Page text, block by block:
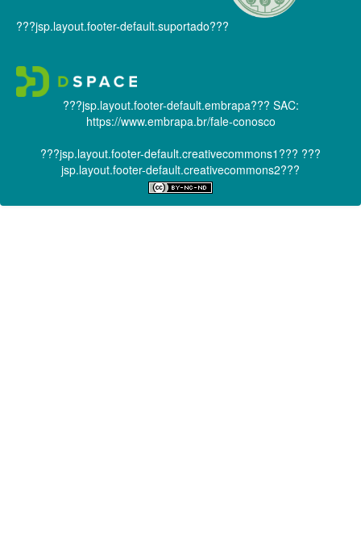
???jsp.layout.footer-default.suportado???
???jsp.layout.footer-default.embrapa??? SAC:
https://www.embrapa.br/fale-conosco
???jsp.layout.footer-default.creativecommons1??? ???
jsp.layout.footer-default.creativecommons2???